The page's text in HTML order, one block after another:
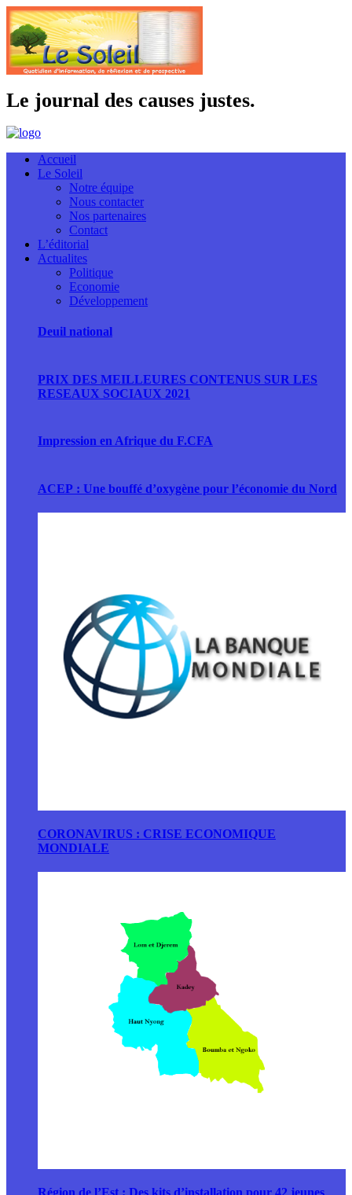
Le journal des causes justes.
Accueil
Le Soleil
Notre équipe
Nous contacter
Nos partenaires
Contact
L’éditorial
Actualites
Politique
Economie
Développement
Deuil national
PRIX DES MEILLEURES CONTENUS SUR LES
RESEAUX SOCIAUX 2021
Impression en Afrique du F.CFA
ACEP : Une bouffé d’oxygène pour l’économie du Nord
CORONAVIRUS : CRISE ECONOMIQUE
MONDIALE